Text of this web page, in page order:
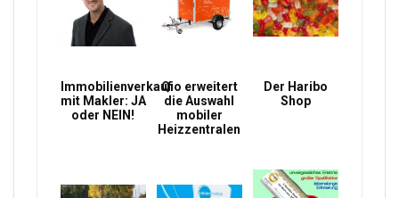
Immobilienverkauf
mit Makler: JA
oder NEIN!
Qio erweitert
die Auswahl
mobiler
Heizzentralen
Der Haribo
Shop